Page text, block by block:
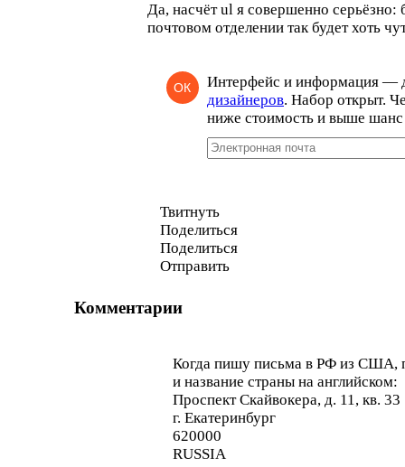
Да, насчёт ul я совершенно серьёзно:
почтовом отделении так будет хоть
ОК
Интерфейс и информация —
дизайнеров. Набор открыт.
ниже стоимость и выше шанс
Твитнуть
Поделиться
Поделиться
Отправить
Комментарии
Когда пишу письма в РФ из США,
и название страны на английском:
Проспект Скайвокера, д. 11, кв. 33
г. Екатеринбург
620000
RUSSIA